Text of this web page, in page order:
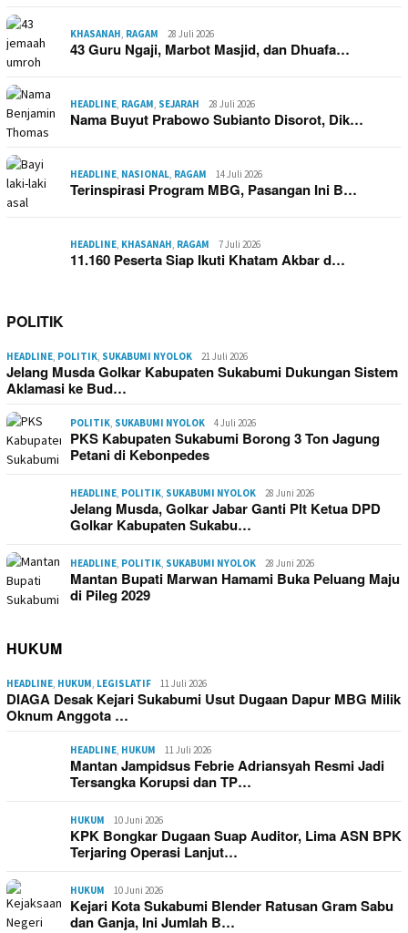
KHASANAH, RAGAM 28 Juli 2026
43 Guru Ngaji, Marbot Masjid, dan Dhuafa…
HEADLINE, RAGAM, SEJARAH 28 Juli 2026
Nama Buyut Prabowo Subianto Disorot, Dik…
HEADLINE, NASIONAL, RAGAM 14 Juli 2026
Terinspirasi Program MBG, Pasangan Ini B…
HEADLINE, KHASANAH, RAGAM 7 Juli 2026
11.160 Peserta Siap Ikuti Khatam Akbar d…
POLITIK
HEADLINE, POLITIK, SUKABUMI NYOLOK 21 Juli 2026
Jelang Musda Golkar Kabupaten Sukabumi Dukungan Sistem
Aklamasi ke Bud…
POLITIK, SUKABUMI NYOLOK 4 Juli 2026
PKS Kabupaten Sukabumi Borong 3 Ton Jagung
Petani di Kebonpedes
HEADLINE, POLITIK, SUKABUMI NYOLOK 28 Juni 2026
Jelang Musda, Golkar Jabar Ganti Plt Ketua DPD
Golkar Kabupaten Sukabu…
HEADLINE, POLITIK, SUKABUMI NYOLOK 28 Juni 2026
Mantan Bupati Marwan Hamami Buka Peluang Maju
di Pileg 2029
HUKUM
HEADLINE, HUKUM, LEGISLATIF 11 Juli 2026
DIAGA Desak Kejari Sukabumi Usut Dugaan Dapur MBG Milik
Oknum Anggota …
HEADLINE, HUKUM 11 Juli 2026
Mantan Jampidsus Febrie Adriansyah Resmi Jadi
Tersangka Korupsi dan TP…
HUKUM 10 Juni 2026
KPK Bongkar Dugaan Suap Auditor, Lima ASN BPK
Terjaring Operasi Lanjut…
HUKUM 10 Juni 2026
Kejari Kota Sukabumi Blender Ratusan Gram Sabu
dan Ganja, Ini Jumlah B…